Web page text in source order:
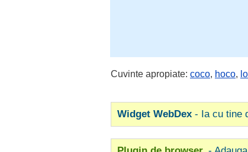
Cuvinte apropiate: coco, hoco,
Widget WebDex - Ia cu tine